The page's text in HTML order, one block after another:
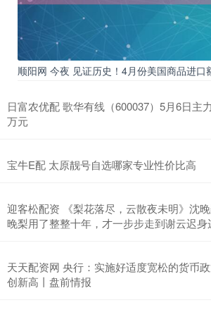
顺阳网 今夜 见证历史！4月份美国商品进口
日富农优配 歌华有线（600037）5月6日主
万元
宝牛E配 太原靓号自选哪家专业性价比高
迎客松配资 《梨花落尽，云散夜未明》沈
晚梨用了整整十年，才一步步走到谢云迟身
天天配资网 央行：实施好适度宽松的货币
创新高丨盘前情报